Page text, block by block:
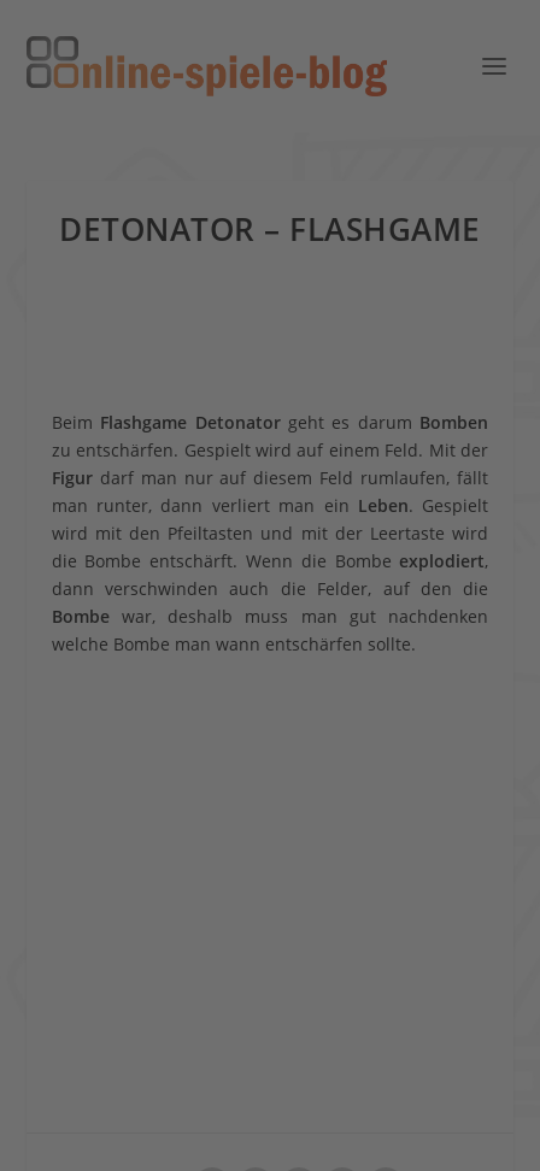
DETONATOR – FLASHGAME
Beim Flashgame Detonatorgeht es darum Bomben
zu entschärfen. Gespielt wird auf einem Feld. Mit der
Figur darf man nur auf diesem Feld rumlaufen, fällt
man runter, dann verliert man ein Leben. Gespielt
wird mit den Pfeiltasten und mit der Leertaste wird
die Bombe entschärft. Wenn die Bombe explodiert,
dann verschwinden auch die Felder, auf den die
Bombe war, deshalb muss man gut nachdenken
welche Bombe man wann entschärfen sollte.